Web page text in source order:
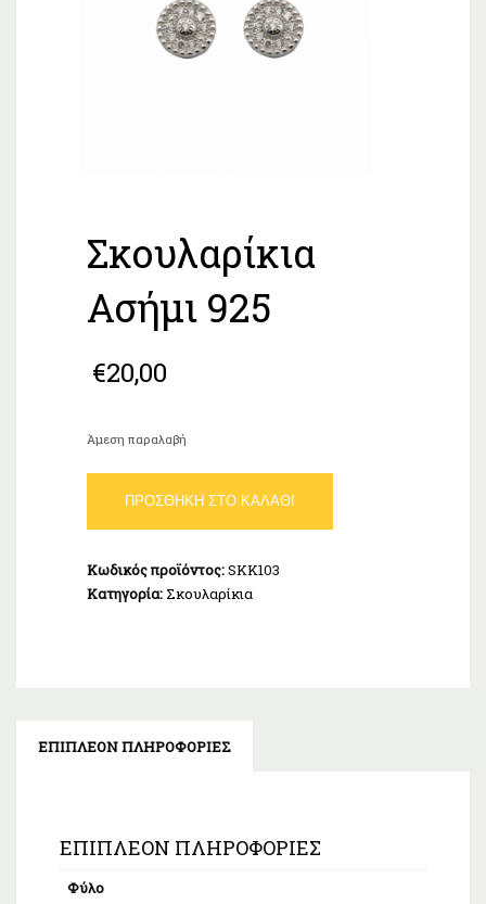
Σκουλαρίκια
Ασήμι 925
€20,00
Άμεση παραλαβή
925
ΠΡΟΣΘΉΚΗ ΣΤΟ ΚΑΛΆΘΙ
Κωδικός προϊόντος:SKK103
Κατηγορία: Σκουλαρίκια
ΕΠΙΠΛΈΟΝ ΠΛΗΡΟΦΟΡΊΕΣ
ΕΠΙΠΛΈΟΝ ΠΛΗΡΟΦΟΡΊΕΣ
Φύλο